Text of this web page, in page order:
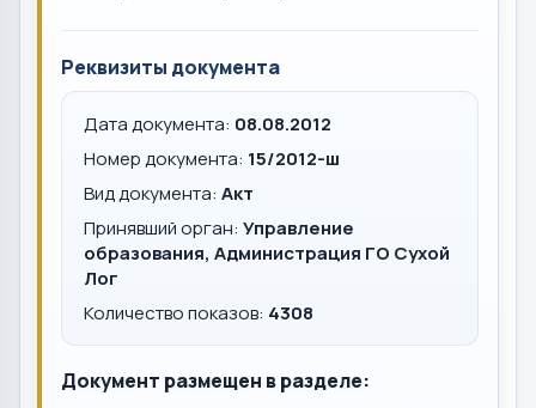
Реквизиты документа
Дата документа: 08.08.2012
Номер документа: 15/2012-ш
Вид документа: Акт
Принявший орган: Управление
образования, Администрация ГО Сухой
Лог
Количество показов: 4308
Документ размещен в разделе: